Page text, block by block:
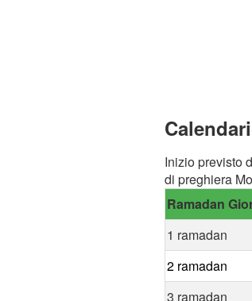
Inizio previsto
di preghiera
Ramadan
1 ramadan
2 ramadan
3 ramadan